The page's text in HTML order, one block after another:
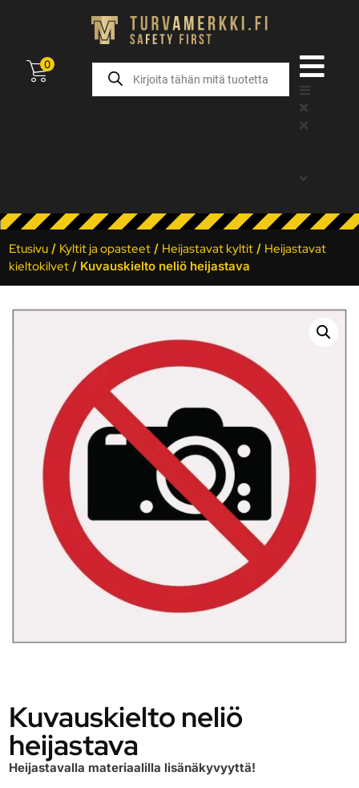
0
Etusivu / Kyltit ja opasteet / Heijastavat kyltit / Heijastavat
kieltokilvet / Kuvauskielto neliö heijastava
Kuvauskielto neliö
heijastava
Heijastavalla materiaalilla lisänäkyvyyttä!